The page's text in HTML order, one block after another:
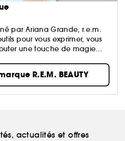
par Ariana Grande, r.e.m.
pour vous exprimer, vous
une touche de magie
les yeux grands ouverts.
de demain : des teintes
polyvalents, des formules
de la peau, des
toujours.
R.E.M. BEAUTY
actualités et offres